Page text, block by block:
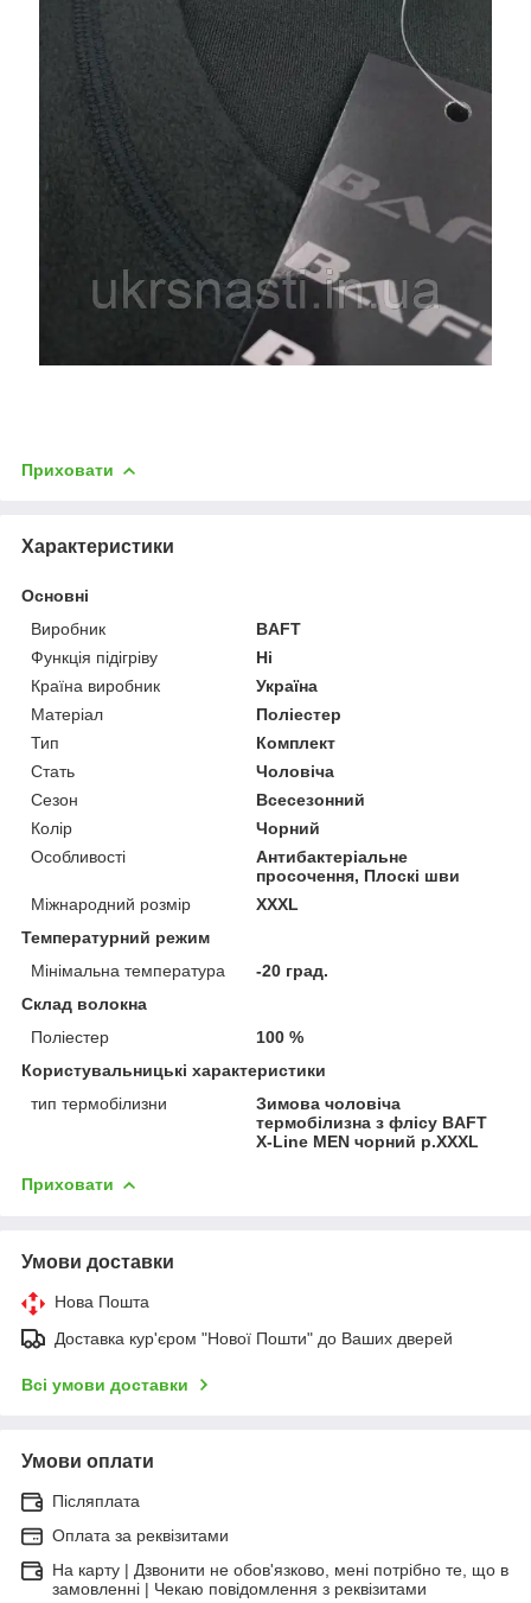
Приховати
Характеристики
Основні
Виробник
BAFT
Функція підігріву
Ні
Країна виробник
Україна
Матеріал
Поліестер
Тип
Комплект
Стать
Чоловіча
Сезон
Всесезонний
Колір
Чорний
Особливості
Антибактеріальне
просочення, Плоскі шви
Міжнародний розмір
XXXL
Температурний режим
Мінімальна температура
-20 град.
Склад волокна
Поліестер
100 %
Користувальницькі характеристики
тип термобілизни
Зимова чоловіча
термобілизна з флісу BAFT
X-Line MEN чорний р.XXXL
Приховати
Умови доставки
Нова Пошта
Доставка кур'єром "Нової Пошти" до Ваших дверей
Всі умови доставки
Умови оплати
Післяплата
Оплата за реквізитами
На карту | Дзвонити не обов'язково, мені потрібно те, що в
замовленні | Чекаю повідомлення з реквізитами